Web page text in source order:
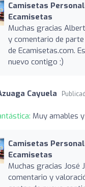
Camisetas
Ecamisetas
Muchas gracias
y comentario de
de Ecamisetas.com.
nuevo contigo ;)
Cayuela
Muy amables
Camisetas
Ecamisetas
Muchas gracias José
comentario y